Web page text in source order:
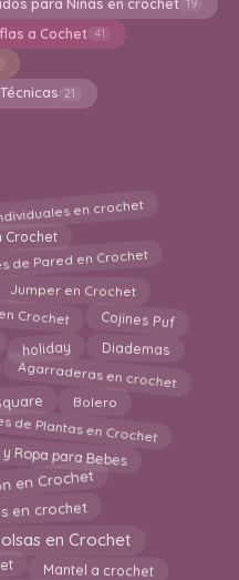
para Niñas en crochet 19
a Cochet 41
21
en crochet
Crochet
de Pared en Crochet
Jumper en Crochet
Crochet Cojines Puf
holiday Diademas
Agarraderas en crochet
Bolero
de Plantas en Crochet
Ropa para Bebes
en Crochet
en crochet
en Crochet
Mantel a crochet